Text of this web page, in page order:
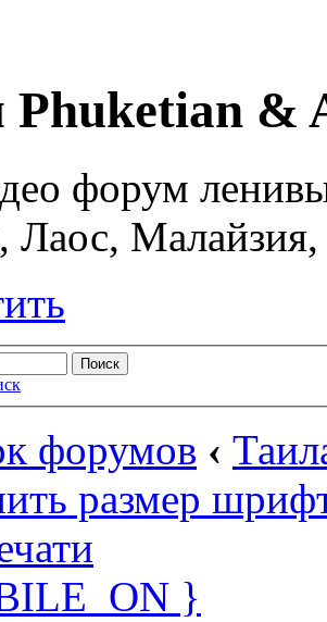
&
форум
Лаос,
форумов ‹
размер
}